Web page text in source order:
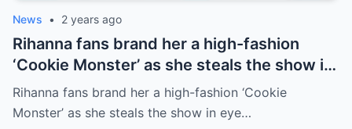
News • 2 years ago
Rihanna fans brand her a high-fashion
‘Cookie Monster’ as she steals the show in
eye catching pale blue fluffy coat and
dramatic hat at the Fashion Awards 2024
Rihanna fans brand her a high-fashion ‘Cookie
Monster’ as she steals the show in eye…